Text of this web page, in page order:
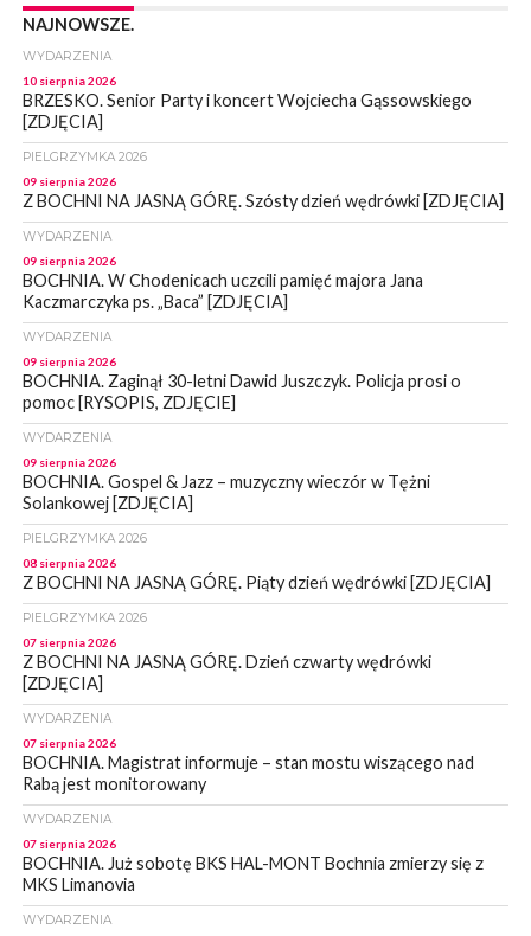
NAJNOWSZE.
WYDARZENIA
10 sierpnia 2026
BRZESKO. Senior Party i koncert Wojciecha Gąssowskiego
[ZDJĘCIA]
PIELGRZYMKA 2026
09 sierpnia 2026
Z BOCHNI NA JASNĄ GÓRĘ. Szósty dzień wędrówki [ZDJĘCIA]
WYDARZENIA
09 sierpnia 2026
BOCHNIA. W Chodenicach uczcili pamięć majora Jana
Kaczmarczyka ps. „Baca” [ZDJĘCIA]
WYDARZENIA
09 sierpnia 2026
BOCHNIA. Zaginął 30-letni Dawid Juszczyk. Policja prosi o
pomoc [RYSOPIS, ZDJĘCIE]
WYDARZENIA
09 sierpnia 2026
BOCHNIA. Gospel & Jazz – muzyczny wieczór w Tężni
Solankowej [ZDJĘCIA]
PIELGRZYMKA 2026
08 sierpnia 2026
Z BOCHNI NA JASNĄ GÓRĘ. Piąty dzień wędrówki [ZDJĘCIA]
PIELGRZYMKA 2026
07 sierpnia 2026
Z BOCHNI NA JASNĄ GÓRĘ. Dzień czwarty wędrówki
[ZDJĘCIA]
WYDARZENIA
07 sierpnia 2026
BOCHNIA. Magistrat informuje – stan mostu wiszącego nad
Rabą jest monitorowany
WYDARZENIA
07 sierpnia 2026
BOCHNIA. Już sobotę BKS HAL-MONT Bochnia zmierzy się z
MKS Limanovia
WYDARZENIA